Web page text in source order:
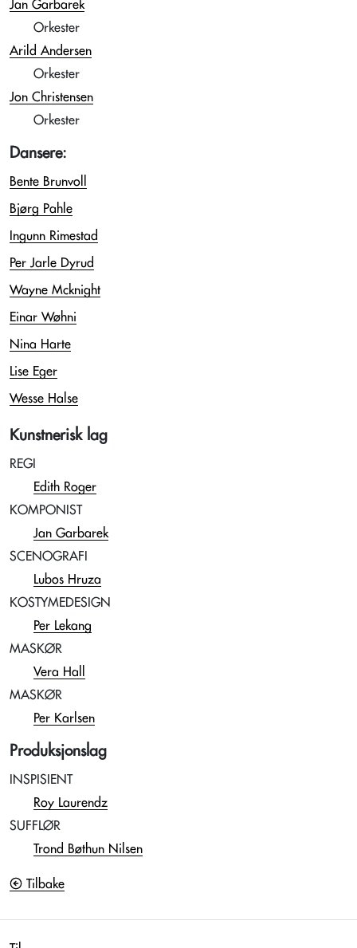
Jan Garbarek
Orkester
Arild Andersen
Orkester
Jon Christensen
Orkester
Dansere:
Bente Brunvoll
Bjørg Pahle
Ingunn Rimestad
Per Jarle Dyrud
Wayne Mcknight
Einar Wøhni
Nina Harte
Lise Eger
Wesse Halse
Kunstnerisk lag
REGI
Edith Roger
KOMPONIST
Jan Garbarek
SCENOGRAFI
Lubos Hruza
KOSTYMEDESIGN
Per Lekang
MASKØR
Vera Hall
MASKØR
Per Karlsen
Produksjonslag
INSPISIENT
Roy Laurendz
SUFFLØR
Trond Bøthun Nilsen
Tilbake